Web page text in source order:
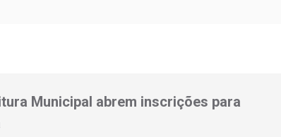
Municipal abrem inscrições para